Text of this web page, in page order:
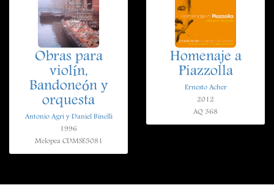
Obras para
violín,
Bandoneón y
orquesta
Antonio Agri y Daniel Binelli
1996
Melopea CDMSE5081
Homenaje a
Piazzolla
Ernesto Acher
2012
AQ 368